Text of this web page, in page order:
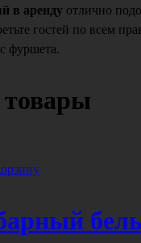
в аренду отлично
гостей по всем
фуршета.